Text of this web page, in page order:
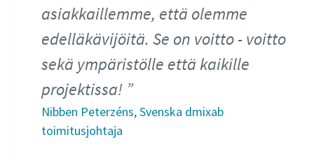
asiakkaillemme, että olemme
edelläkävijöitä. Se on voitto - voitto
sekä ympäristölle että kaikille
projektissa!
Nibben Peterzéns, Svenska dmixab
toimitusjohtaja